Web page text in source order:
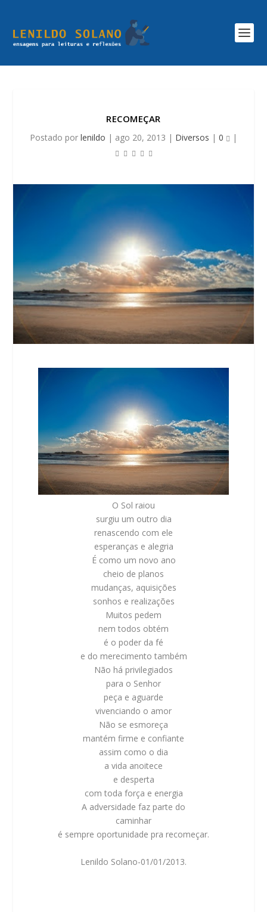
RECOMEÇAR
Postado por lenildo | ago 20, 2013 | Diversos | 0 |
O Sol raiou
surgiu um outro dia
renascendo com ele
esperanças e alegria
É como um novo ano
cheio de planos
mudanças, aquisições
sonhos e realizações
Muitos pedem
nem todos obtém
é o poder da fé
e do merecimento também
Não há privilegiados
para o Senhor
peça e aguarde
vivenciando o amor
Não se esmoreça
mantém firme e confiante
assim como o dia
a vida anoitece
e desperta
com toda força e energia
A adversidade faz parte do
caminhar
é sempre oportunidade pra recomeçar.
Lenildo Solano-01/01/2013.